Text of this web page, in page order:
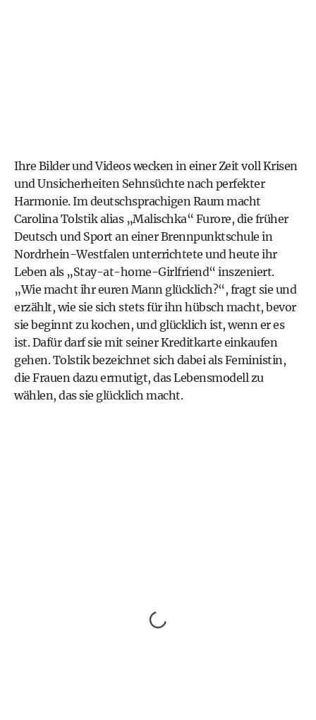
Ihre Bilder und Videos wecken in einer Zeit voll Krisen
und Unsicherheiten Sehnsüchte nach perfekter
Harmonie. Im deutschsprachigen Raum macht
Carolina Tolstik alias „Malischka“ Furore, die früher
Deutsch und Sport an einer Brennpunktschule in
Nordrhein-Westfalen unterrichtete und heute ihr
Leben als „Stay-at-home-Girlfriend“ inszeniert.
„Wie macht ihr euren Mann glücklich?“, fragt sie und
erzählt, wie sie sich stets für ihn hübsch macht, bevor
sie beginnt zu kochen, und glücklich ist, wenn er es
ist. Dafür darf sie mit seiner Kreditkarte einkaufen
gehen. Tolstik bezeichnet sich dabei als Feministin,
die Frauen dazu ermutigt, das Lebensmodell zu
wählen, das sie glücklich macht.